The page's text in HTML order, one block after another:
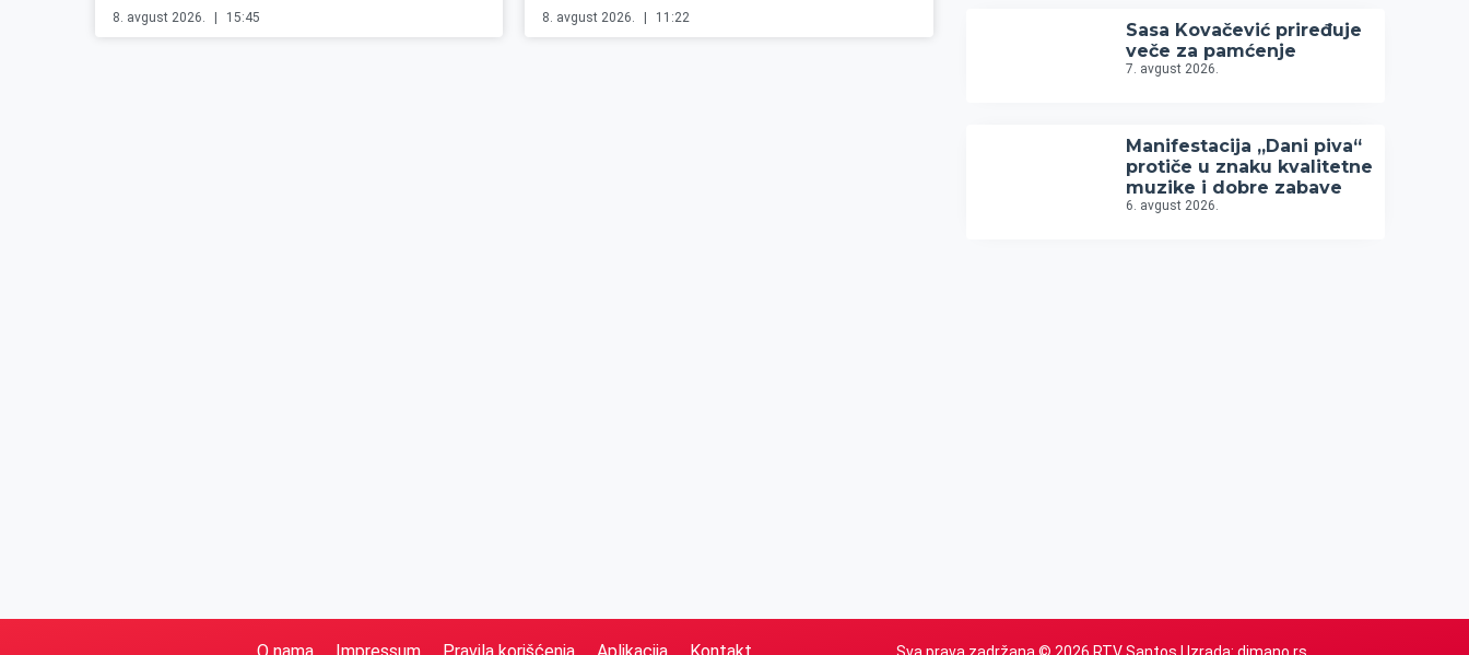
8. avgust 2026. 15:45 8. avgust 2026. 11:22
Sasa Kovačević priređuje
veče za pamćenje
7. avgust 2026.
Manifestacija „Dani piva“
protiče u znaku kvalitetne
muzike i dobre zabave
6. avgust 2026.